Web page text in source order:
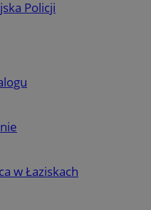
Policji
w Łaziskach